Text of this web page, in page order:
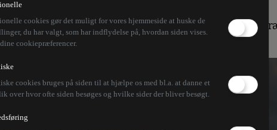
cookies gør det muligt for vores hjemmeside at huske de
du har valgt, som har indflydelse på, hvordan siden vises.
dine cookiepræferencer.
cookies bruges på siden til at hjælpe os med bl.a. at danne et
over hvor ofte siden besøges og hvilke sider der bliver besøgt.
som ifølge palæstinensisk nyhedsbureau er meldt